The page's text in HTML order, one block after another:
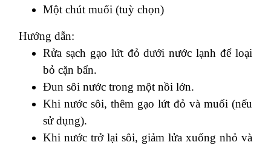
Một chút muối (tuỳ chọn)
Hướng dẫn:
Rửa sạch gạo lứt đỏ dưới nước lạnh để loại
bỏ cặn bẩn.
Đun sôi nước trong một nồi lớn.
Khi nước sôi, thêm gạo lứt đỏ và muối (nếu
sử dụng).
Khi nước trở lại sôi, giảm lửa xuống nhỏ và